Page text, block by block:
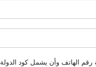
رقم الهاتف وأن يشمل كود الدولة.